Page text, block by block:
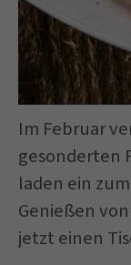
Im Februar
gesonderten
laden ein
Genießen
jetzt einen